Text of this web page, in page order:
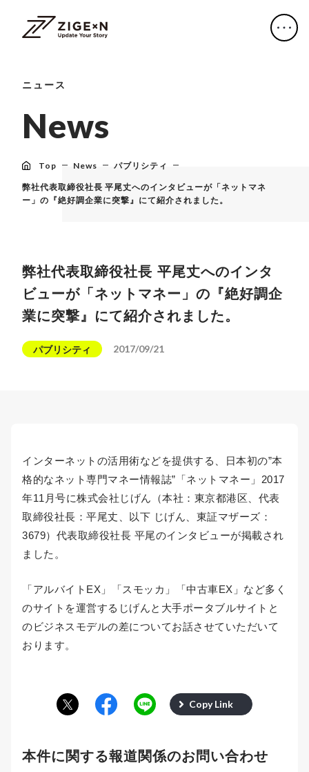
ニュース
News
Top News パブリシティ
弊社代表取締役社長 平尾丈へのインタビューが「ネットマネ
ー」の『絶好調企業に突撃』にて紹介されました。
弊社代表取締役社長 平尾丈へのインタ
ビューが「ネットマネー」の『絶好調企
業に突撃』にて紹介されました。
パブリシティ 2017/09/21
インターネットの活用術などを提供する、日本初の”本
格的なネット専門マネー情報誌”「ネットマネー」2017
年11月号に株式会社じげん（本社：東京都港区、代表
取締役社長：平尾丈、以下 じげん、東証マザーズ：
3679）代表取締役社長 平尾のインタビューが掲載され
ました。
「アルバイトEX」「スモッカ」「中古車EX」など多く
のサイトを運営するじげんと大手ポータブルサイトと
のビジネスモデルの差についてお話させていただいて
おります。
Copy Link
本件に関する報道関係のお問い合わせ